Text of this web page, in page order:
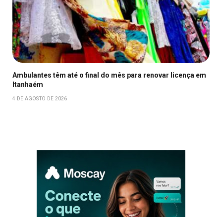
Ambulantes têm até o final do mês para renovar licença em
Itanhaém
4 DE AGOSTO DE 2026